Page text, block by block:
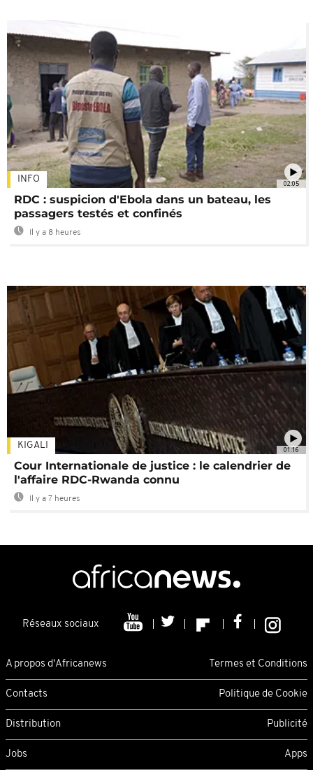
02:05
INFO
RDC : suspicion d'Ebola dans un bateau, les
passagers testés et confinés
Il y a 8 heures
01:16
KIGALI
Cour Internationale de justice : le calendrier de
l'affaire RDC-Rwanda connu
Il y a 7 heures
Réseaux sociaux
A propos d'Africanews Termes et Conditions
Contacts Politique de Cookie
Distribution Publicité
Jobs Apps